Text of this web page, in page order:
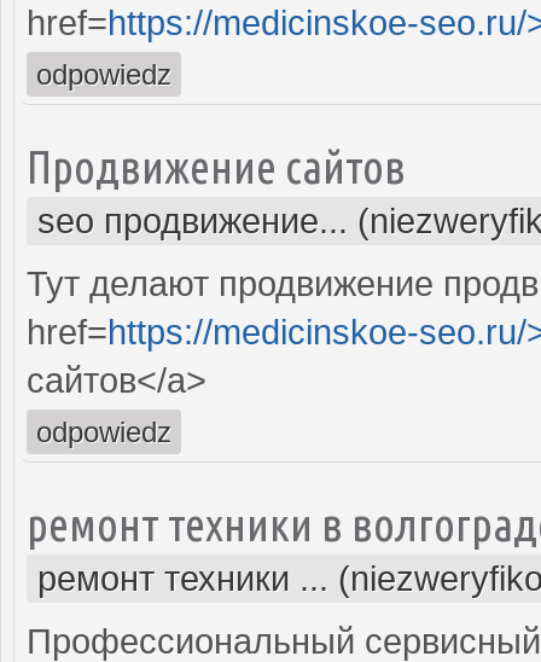
href=https://medicinskoe-seo.ru/
odpowiedz
Продвижение сайтов
seo продвижение...
Тут делают продвижение
href=https://medicinskoe-seo.ru/
сайтов</a>
odpowiedz
ремонт техники в
ремонт техники ...
Профессиональный